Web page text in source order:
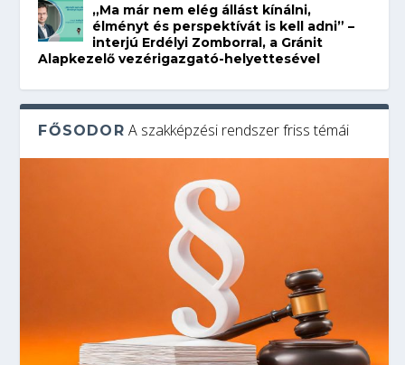
„Ma már nem elég állást kínálni,
élményt és perspektívát is kell adni” –
interjú Erdélyi Zomborral, a Gránit
Alapkezelő vezérigazgató-helyettesével
FŐSODOR A szakképzési rendszer friss témái